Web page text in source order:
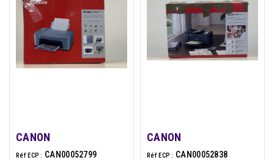
CANON
Réf ECP : CAN00052799
CANON
Réf ECP : CAN00052838